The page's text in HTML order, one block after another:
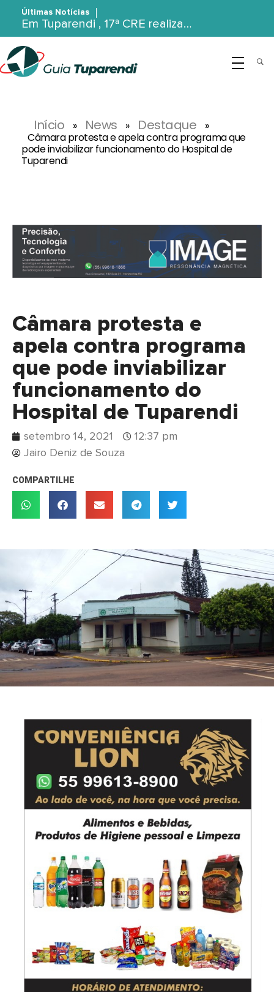
Últimas Notícias
Em Tuparendi , 17ª CRE realiza…
Início » News » Destaque
»
Câmara protesta e apela contra programa que
pode inviabilizar funcionamento do Hospital de
Tuparendi
Câmara protesta e
apela contra programa
que pode inviabilizar
funcionamento do
Hospital de Tuparendi
setembro 14, 2021
12:37 pm
Jairo Deniz de Souza
COMPARTILHE